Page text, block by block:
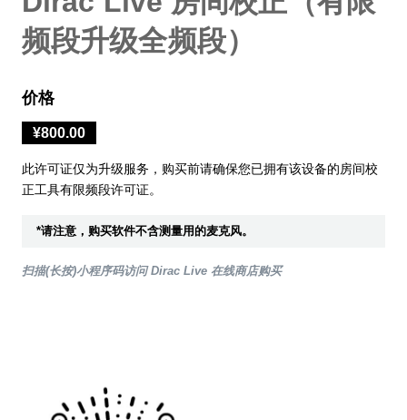
频段升级全频段）
价格
¥800.00
此许可证仅为升级服务，购买前请确保您已拥有该设备的房间校
正工具有限频段许可证。
*请注意，购买软件不含测量用的麦克风。
扫描(长按)小程序码访问 Dirac Live 在线商店购买